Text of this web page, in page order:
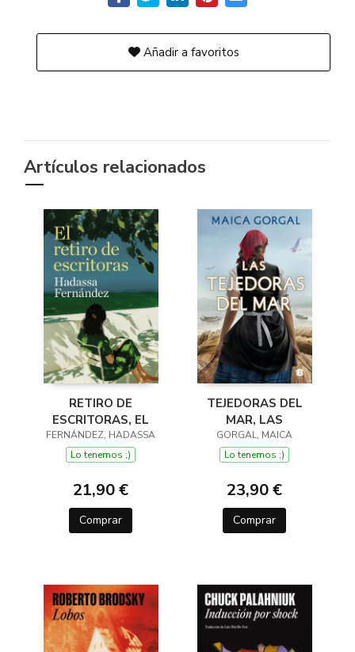
Añadir a favoritos
Artículos relacionados
RETIRO DE
ESCRITORAS, EL
FERNÁNDEZ, HADASSA
Lo tenemos ;)
21,90 €
Comprar
TEJEDORAS DEL
MAR, LAS
GORGAL, MAICA
Lo tenemos ;)
23,90 €
Comprar